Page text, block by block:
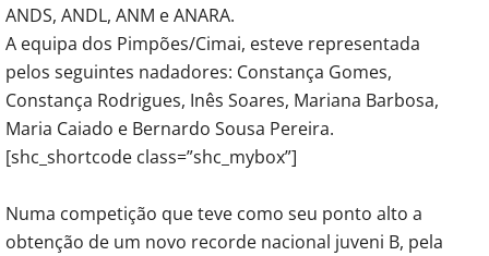
ANDS, ANDL, ANM e ANARA.
A equipa dos Pimpões/Cimai, esteve representada
pelos seguintes nadadores: Constança Gomes,
Constança Rodrigues, Inês Soares, Mariana Barbosa,
Maria Caiado e Bernardo Sousa Pereira.
[shc_shortcode class=”shc_mybox”]
Numa competição que teve como seu ponto alto a
obtenção de um novo recorde nacional juveni B, pela